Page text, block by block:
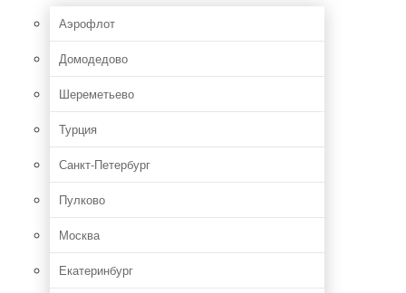
Аэрофлот
Домодедово
Шереметьево
Турция
Санкт-Петербург
Пулково
Москва
Екатеринбург